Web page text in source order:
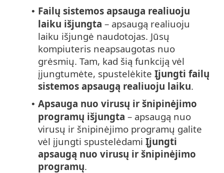
• Failų sistemos apsauga realiuoju
laiku išjungta – apsaugą realiuoju
laiku išjungė naudotojas. Jūsų
kompiuteris neapsaugotas nuo
grėsmių. Tam, kad šią funkciją vėl
įjungtumėte, spustelėkite Įjungti failų
sistemos apsaugą realiuoju laiku.
• Apsauga nuo virusų ir šnipinėjimo
programų išjungta – apsaugą nuo
virusų ir šnipinėjimo programų galite
vėl įjungti spustelėdami Įjungti
apsaugą nuo virusų ir šnipinėjimo
programų.